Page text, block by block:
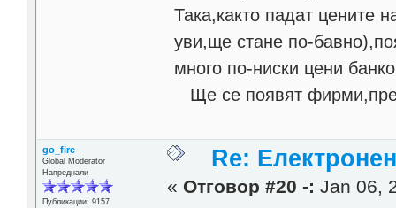
Така,както падат цените
уви,ще стане по-
много по-ниски цени
Ще се появят
go_fire
Global Moderator
Напреднали
Публикации: 9157
Re:
« Отговор #20 -: Jan 06,